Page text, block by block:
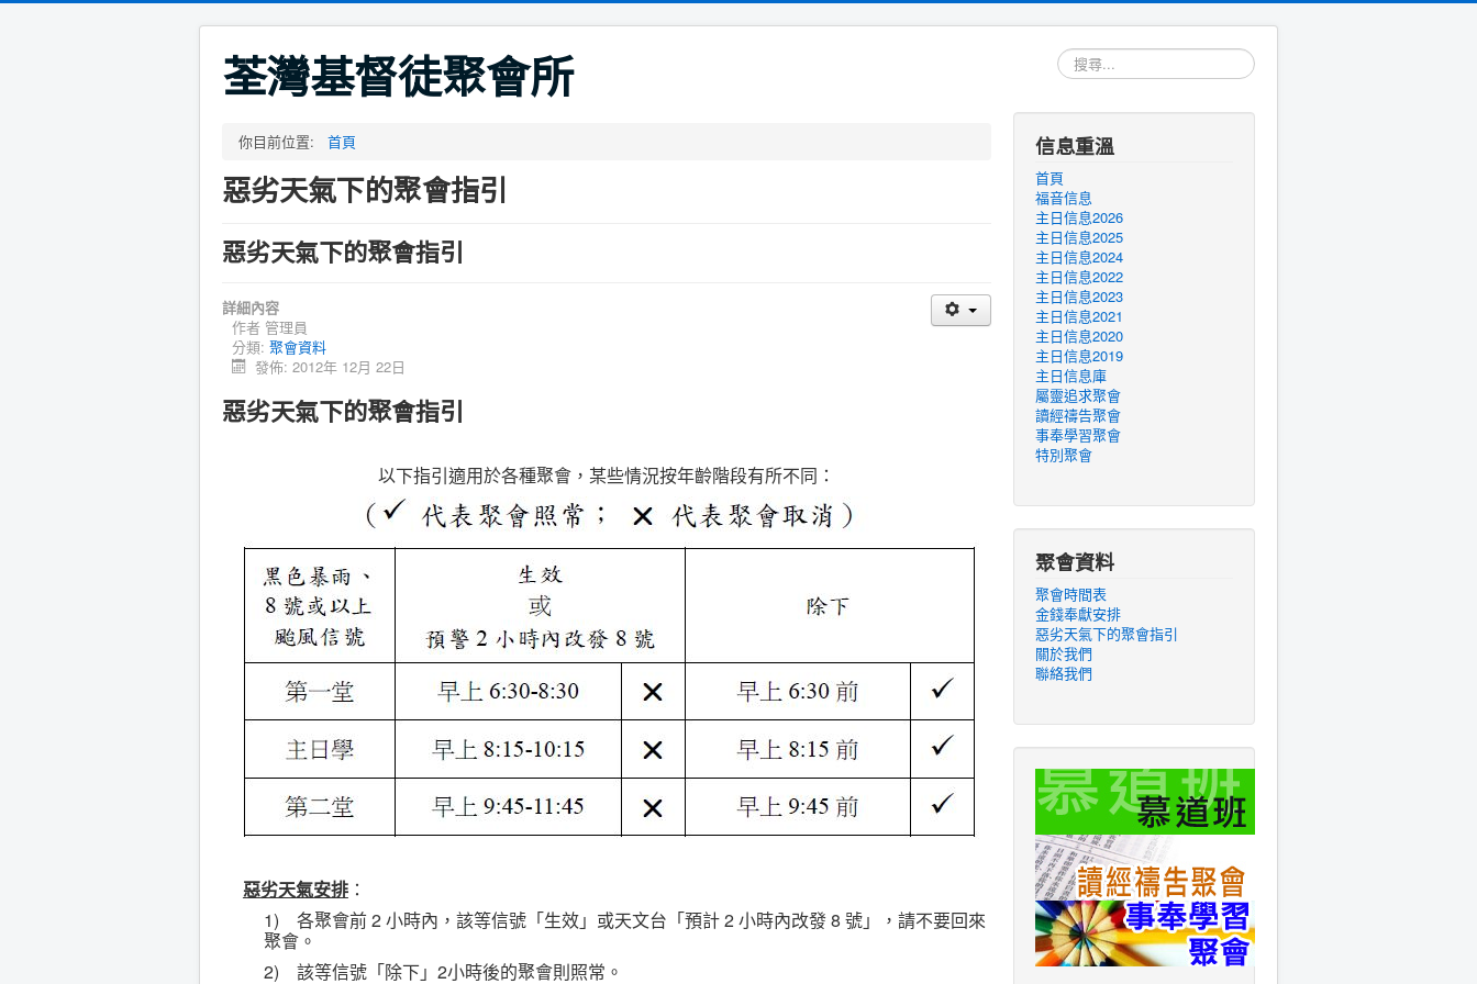
荃灣基督徒聚會所
搜
尋...
你目前位置: 首頁
惡劣天氣下的聚會指引
惡劣天氣下的聚會指引
詳細內容
作者 管理員
分類: 聚會資料
發佈: 2012年 12月 22日
惡劣天氣下的聚會指引
以下指引適用於各種聚會，某些情況按年齡階段有所不同：
惡劣天氣安排：
1) 各聚會前 2 小時內，該等信號「生效」或天文台「預計 2 小時內改發 8 號」，請不要回來
聚會。
2) 該等信號「除下」2小時後的聚會則照常。
信息重溫
首頁
福音信息
主日信息2026
主日信息2025
主日信息2024
主日信息2022
主日信息2023
主日信息2021
主日信息2020
主日信息2019
主日信息庫
屬靈追求聚會
讀經禱告聚會
事奉學習聚會
特別聚會
聚會資料
聚會時間表
金錢奉獻安排
惡劣天氣下的聚會指引
關於我們
聯絡我們